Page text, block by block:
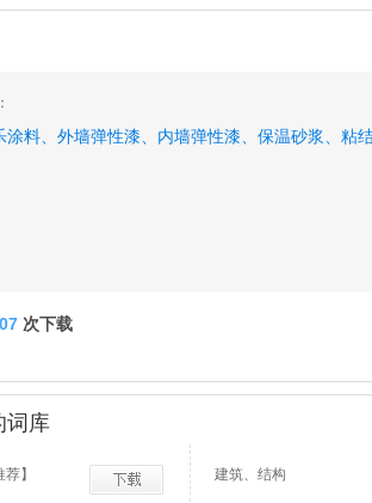
涂料、 外墙弹性漆、 内墙弹性漆、 保温砂浆、 粘
次下载
词库
】 建筑、结构